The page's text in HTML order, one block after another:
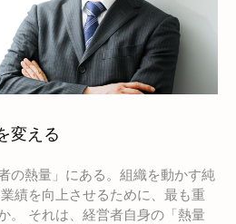
変える
の熱量」にある。組織を動かす純
績を向上させるために、最も重
。 それは、経営者自身の「熱量